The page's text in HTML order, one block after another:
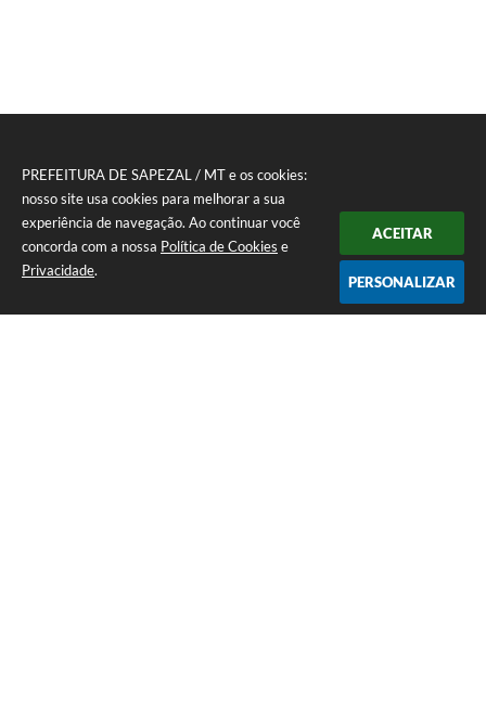
PREFEITURA DE SAPEZAL / MT e os cookies:
nosso site usa cookies para melhorar a sua
experiência de navegação. Ao continuar você
concorda com a nossa Política de Cookies e
Privacidade.
ACEITAR
PERSONALIZAR